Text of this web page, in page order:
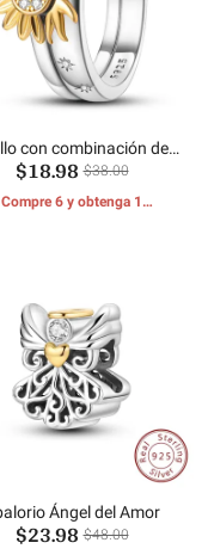
con combinación de
girasol y sol
$18.98 $38.00
Compre 6 y obtenga 1
Ángel del Amor
$23.98 $48.00